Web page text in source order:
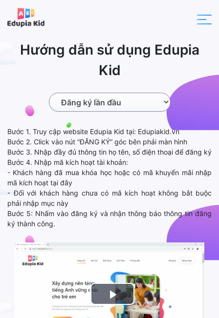
Hướng dẫn sử dụng Edupia
Kid
Bước 1. Truy cập website Edupia Kid tại: Edupiakid.vn
Bước 2. Click vào nút “ĐĂNG KÝ” góc bên phải màn hình
Bước 3. Nhập đầy đủ thông tin họ tên, số điện thoại để đăng ký
Bước 4. Nhập mã kích hoạt tài khoản:
- Khách hàng đã mua khóa học hoặc có mã khuyến mãi nhập
mã kích hoạt tại đây
- Đối với khách hàng chưa có mã kích hoạt không bắt buộc
phải nhập mục này
Bước 5: Nhấm vào đăng ký và nhận thông báo thông tin đăng
ký thành công.
Play